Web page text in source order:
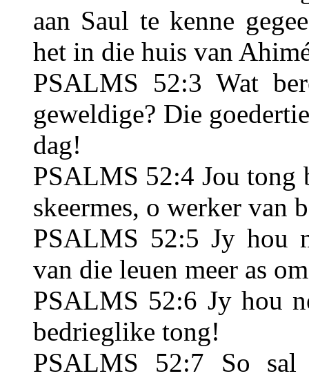
aan Saul te kenne
het in die huis van
PSALMS 52:3 Wat
geweldige? Die
dag!
PSALMS 52:4 Jou tong
skeermes, o werker van
PSALMS 52:5 Jy hou
van die leuen meer as
PSALMS 52:6 Jy hou
bedrieglike tong!
PSALMS 52:7 So